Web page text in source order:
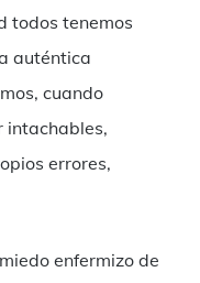
todos tenemos
auténtica
cuando
intachables,
errores,
enfermizo de